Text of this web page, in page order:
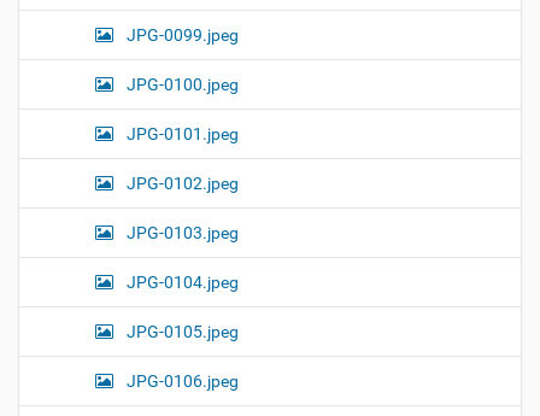
JPG-0099.jpeg
JPG-0100.jpeg
JPG-0101.jpeg
JPG-0102.jpeg
JPG-0103.jpeg
JPG-0104.jpeg
JPG-0105.jpeg
JPG-0106.jpeg